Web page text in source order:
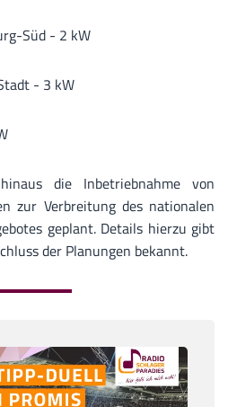
Süd - 2 kW
- 3 kW
die Inbetriebnahme von
zur Verbreitung des nationalen
geplant. Details hierzu gibt
der Planungen bekannt.